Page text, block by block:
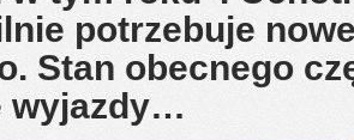
potrzebuje
Stan obecnego
wyjazdy…